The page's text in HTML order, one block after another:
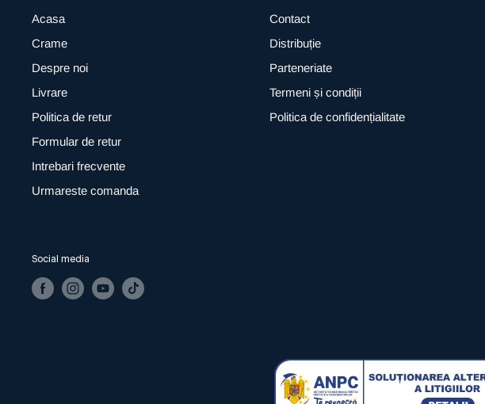
Acasa
Crame
Despre noi
Livrare
Politica de retur
Formular de retur
Intrebari frecvente
Urmareste comanda
Contact
Distribuție
Parteneriate
Termeni și condiții
Politica de confidențialitate
Social media